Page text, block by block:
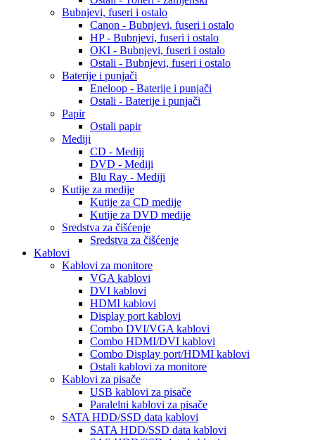
Bubnjevi, fuseri i ostalo
Canon - Bubnjevi, fuseri i ostalo
HP - Bubnjevi, fuseri i ostalo
OKI - Bubnjevi, fuseri i ostalo
Ostali - Bubnjevi, fuseri i ostalo
Baterije i punjači
Eneloop - Baterije i punjači
Ostali - Baterije i punjači
Papir
Ostali papir
Mediji
CD - Mediji
DVD - Mediji
Blu Ray - Mediji
Kutije za medije
Kutije za CD medije
Kutije za DVD medije
Sredstva za čišćenje
Sredstva za čišćenje
Kablovi
Kablovi za monitore
VGA kablovi
DVI kablovi
HDMI kablovi
Display port kablovi
Combo DVI/VGA kablovi
Combo HDMI/DVI kablovi
Combo Display port/HDMI kablovi
Ostali kablovi za monitore
Kablovi za pisače
USB kablovi za pisače
Paralelni kablovi za pisače
SATA HDD/SSD data kablovi
SATA HDD/SSD data kablovi